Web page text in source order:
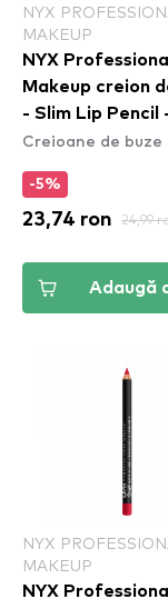
NYX
MAKEUP
NYX Professional
Makeup creion
- Slim Lip Pencil
Natural (SPL810)
Creioane de buze
-5%
23,74 ron 24,99
Adaugă
NYX
MAKEUP
NYX Professional